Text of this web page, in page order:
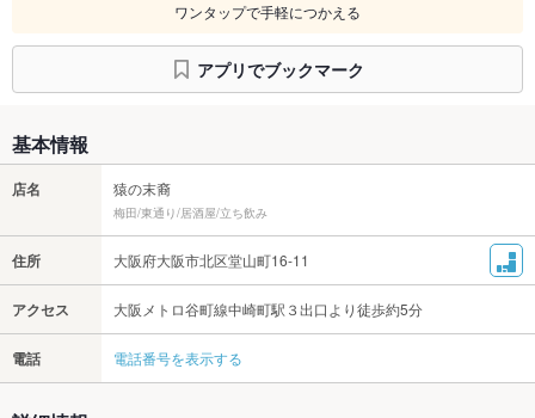
ワンタップで手軽につかえる
アプリでブックマーク
基本情報
店名 猿の末裔
梅田/東通り/居酒屋/立ち飲み
住所 大阪府大阪市北区堂山町16-11
アクセス 大阪メトロ谷町線中崎町駅３出口より徒歩約5分
電話 電話番号を表示する